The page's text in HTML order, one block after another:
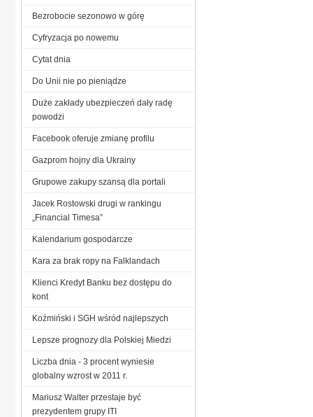
Bezrobocie sezonowo w górę
Cyfryzacja po nowemu
Cytat dnia
Do Unii nie po pieniądze
Duże zakłady ubezpieczeń dały radę
powodzi
Facebook oferuje zmianę profilu
Gazprom hojny dla Ukrainy
Grupowe zakupy szansą dla portali
Jacek Rostowski drugi w rankingu
„Financial Timesa”
Kalendarium gospodarcze
Kara za brak ropy na Falklandach
Klienci Kredyt Banku bez dostępu do
kont
Koźmiński i SGH wśród najlepszych
Lepsze prognozy dla Polskiej Miedzi
Liczba dnia - 3 procent wyniesie
globalny wzrost w 2011 r.
Mariusz Walter przestaje być
prezydentem grupy ITI